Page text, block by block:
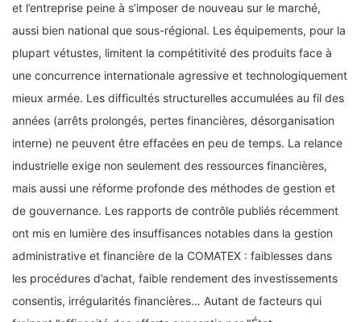
et l’entreprise peine à s’imposer de nouveau sur le marché,
aussi bien national que sous-régional. Les équipements, pour la
plupart vétustes, limitent la compétitivité des produits face à
une concurrence internationale agressive et technologiquement
mieux armée. Les difficultés structurelles accumulées au fil des
années (arrêts prolongés, pertes financières, désorganisation
interne) ne peuvent être effacées en peu de temps. La relance
industrielle exige non seulement des ressources financières,
mais aussi une réforme profonde des méthodes de gestion et
de gouvernance. Les rapports de contrôle publiés récemment
ont mis en lumière des insuffisances notables dans la gestion
administrative et financière de la COMATEX : faiblesses dans
les procédures d’achat, faible rendement des investissements
consentis, irrégularités financières… Autant de facteurs qui